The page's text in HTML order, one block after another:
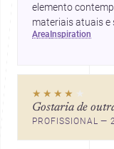
elemento
materiais atuais e
conforto da casa.
area inspiration
★★★★ ★
Gostaria de
PROFISSIONAL —